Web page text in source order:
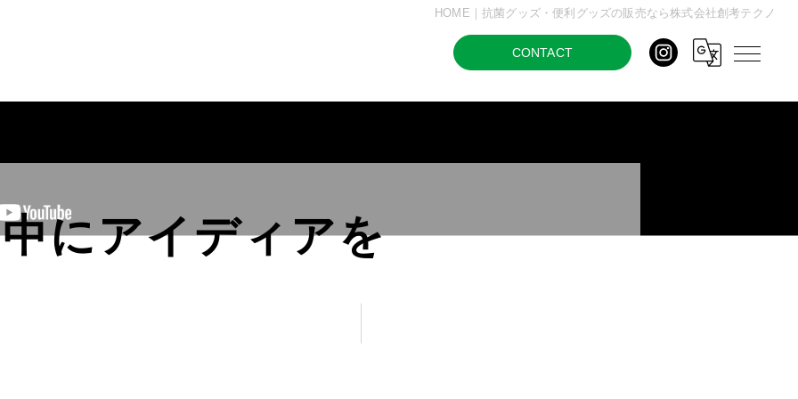
HOME｜抗菌グッズ・便利グッズの販売なら株式会社創考テクノ
CONTACT
にアイディアを